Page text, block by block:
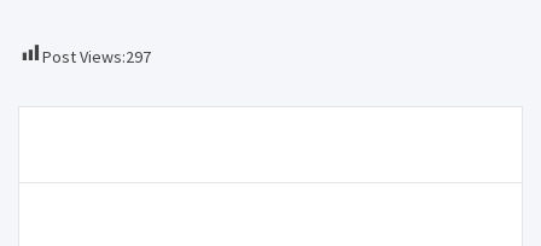
Post Views:297